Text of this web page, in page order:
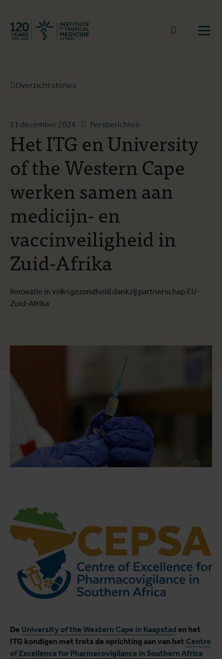
Terug naar start
Naar
Overzicht stories
11 december 2024 Persberichten
Het ITG en University
of the Western Cape
werken samen aan
medicijn- en
vaccinveiligheid in
Zuid-Afrika
Innovatie in volksgezondheid dankzij partnerschap EU-
Zuid-Afrika
De University of the Western Cape in Kaapstad en het
ITG kondigen met trots de oprichting aan van het Centre
of Excellence for Pharmacovigilance in Southern Africa